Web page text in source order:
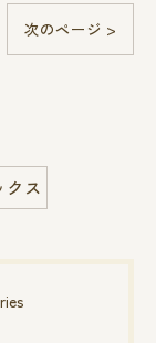
次のページ >
クス